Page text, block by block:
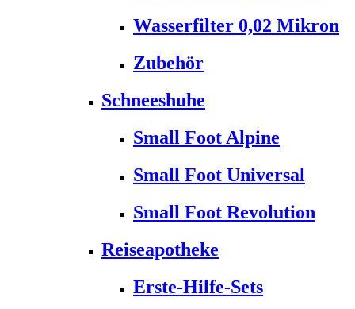
Wasserfilter 0,02 Mikron
Zubehör
Schneeshuhe
Small Foot Alpine
Small Foot Universal
Small Foot Revolution
Reiseapotheke
Erste-Hilfe-Sets